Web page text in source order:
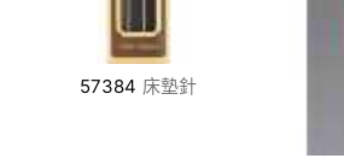
57384 床墊針